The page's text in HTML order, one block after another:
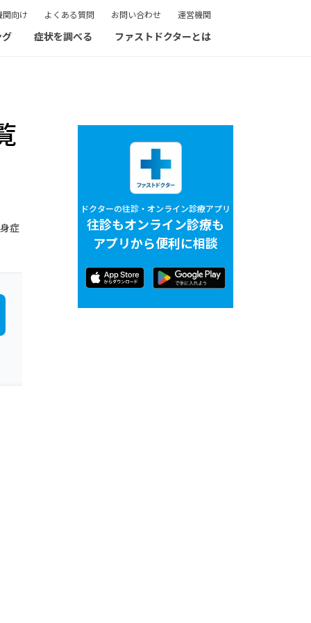
関向け よくある質問 お問い合わせ 運営機関
症状を調べる ファストドクターとは
症
ドクターの往診・オンライン診療アプリ
往診もオンライン診療も
アプリから便利に相談